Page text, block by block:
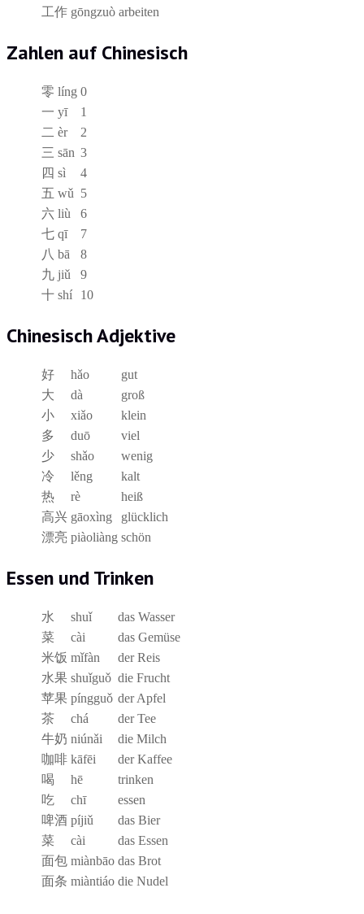
工作 gōngzuò arbeiten
Zahlen auf Chinesisch
零 líng 0
一 yī
1
二 èr
2
三 sān 3
四 sì
4
五 wǔ 5
六 liù
6
七 qī
7
八 bā
8
九 jiǔ
9
十 shí 10
Chinesisch Adjektive
好 hǎo
gut
大
dà
groß
小
xiǎo
klein
多
duō
viel
少
shǎo
wenig
冷
lěng
kalt
热
rè
heiß
高兴 gāoxìng
glücklich
漂亮 piàoliàng schön
Essen und Trinken
水 shuǐ
das Wasser
菜
cài
das Gemüse
米饭 mǐfàn
der Reis
水果 shuǐguǒ die Frucht
苹果 píngguǒ der Apfel
茶
chá
der Tee
牛奶 niúnǎi
die Milch
咖啡 kāfēi
der Kaffee
喝
hē
trinken
吃
chī
essen
啤酒 píjiǔ
das Bier
菜
cài
das Essen
面包 miànbāo das Brot
面条 miàntiáo die Nudel